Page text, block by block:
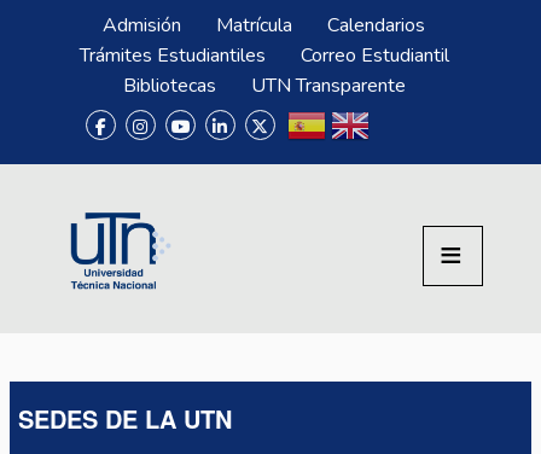
Pasar al contenido principal
Menú SuperiorAdmisión Matrícula
Calendarios
Trámites Estudiantiles
Correo Estudiantil
Bibliotecas
UTN Transparente
SEDES DE LA UTN